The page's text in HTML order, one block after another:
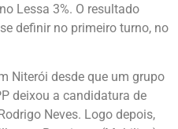
Lessa 3%. O resultado
definir no primeiro turno, no
Niterói desde que um grupo
deixou a candidatura de
Neves. Logo depois,